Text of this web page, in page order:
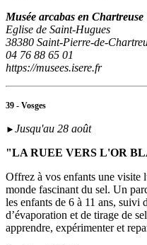
Musée arcabas en Chartreuse
Eglise de Saint-Hugues
38380 Saint-Pierre-de-
04 76 88 65 01
https://musees.isere.fr
39 - Vosges
► Jusqu'au 28 août
"LA RUEE VERS L'OR
Offrez à vos enfants une visite
monde fascinant du sel. Un
les enfants de 6 à 11 ans, suivi
d’évaporation et de tirage de
apprendre, expérimenter et